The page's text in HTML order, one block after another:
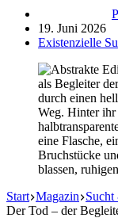
19. Juni 2026
Existenzielle
Start Magazin Sucht
Der Tod – der